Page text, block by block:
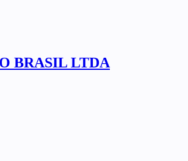
BRASIL LTDA